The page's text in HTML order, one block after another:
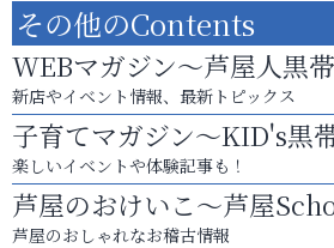
その他のContents
WEBマガジン～芦屋人黒
新店やイベント情報、最新トピックス
子育てマガジン～KID's黒
楽しいイベントや体験記事も！
芦屋のおけいこ～芦屋
芦屋のおしゃれなお稽古情報